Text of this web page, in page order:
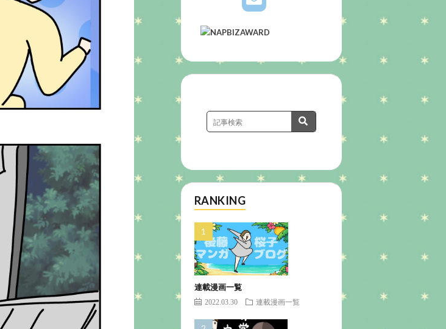
RANKING
連載漫画一覧
2022.03.30 連載漫画一覧